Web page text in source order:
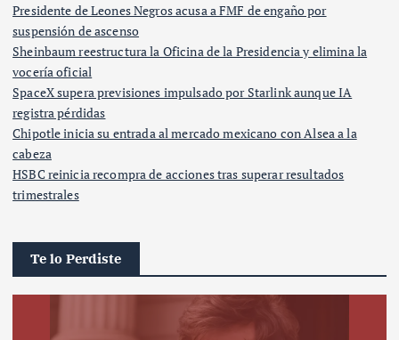
Presidente de Leones Negros acusa a FMF de engaño por
suspensión de ascenso
Sheinbaum reestructura la Oficina de la Presidencia y elimina la
vocería oficial
SpaceX supera previsiones impulsado por Starlink aunque IA
registra pérdidas
Chipotle inicia su entrada al mercado mexicano con Alsea a la
cabeza
HSBC reinicia recompra de acciones tras superar resultados
trimestrales
Te lo Perdiste